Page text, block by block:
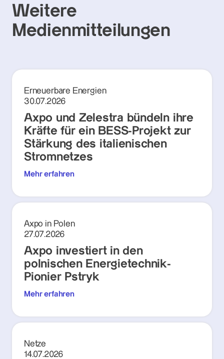
Weitere
Medienmitteilungen
Erneuerbare Energien
30.07.2026
Axpo und Zelestra bündeln ihre
Kräfte für ein BESS-Projekt zur
Stärkung des italienischen
Stromnetzes
Mehr erfahren
Axpo in Polen
27.07.2026
Axpo investiert in den
polnischen Energietechnik-
Pionier Pstryk
Mehr erfahren
Netze
14.07.2026